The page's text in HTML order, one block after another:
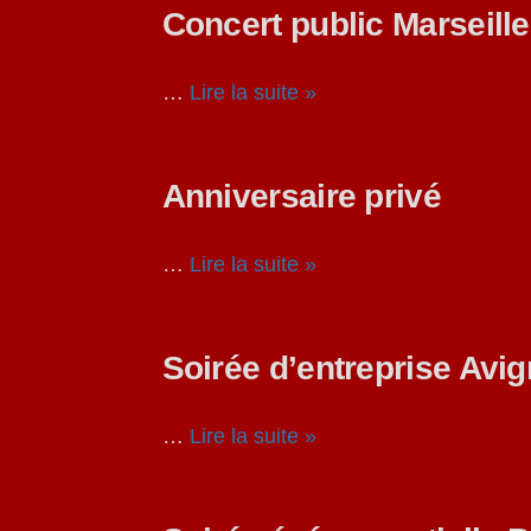
Concert public Marseille
… Lire la suite »
Anniversaire privé
… Lire la suite »
Soirée d’entreprise
… Lire la suite »